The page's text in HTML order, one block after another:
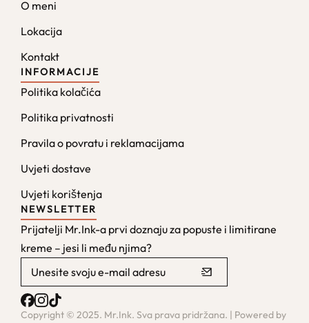
O meni
Lokacija
Kontakt
INFORMACIJE
Politika kolačića
Politika privatnosti
Pravila o povratu i reklamacijama
Uvjeti dostave
Uvjeti korištenja
NEWSLETTER
Prijatelji Mr.Ink-a prvi doznaju za popuste i limitirane
kreme – jesi li među njima?
Copyright © 2025. Mr.Ink. Sva prava pridržana. | Powered by